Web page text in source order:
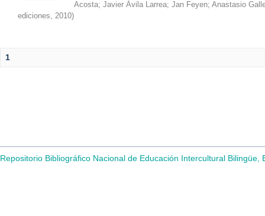
Acosta; Javier Ávila Larrea; Jan Feyen; Anastasio
ediciones, 2010)
1
Repositorio Bibliográfico Nacional de Educación Intercultural